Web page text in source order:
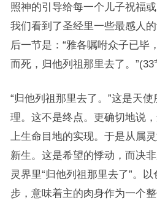
照神的引导给每一个儿子祝福
我们看到了圣经里一些最感人
后一节是：“雅各嘱咐众子已毕
而死，归他列祖那里去了。”(33
“归他列祖那里去了。”这是天
理。这不是终点。更确切地说
上生命目地的实现。于是从属
新生。这是希望的悸动，而决
灵界里“归他列祖那里去了”。
步，意味着主的肉身作为一个